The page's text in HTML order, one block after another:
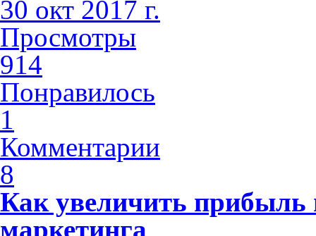
30 окт 2017 г.
Просмотры
914
Понравилось
1
Комментарии
8
Как увеличить прибыль
маркетинга